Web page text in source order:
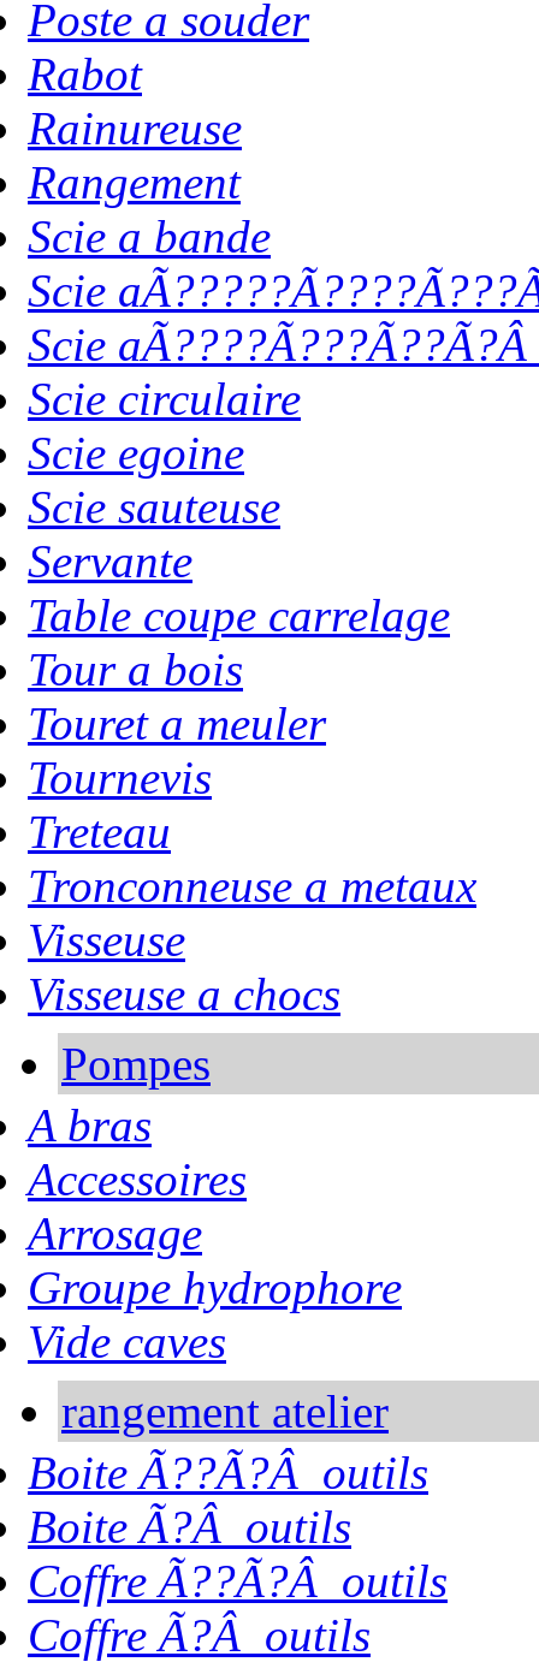
Poste a souder
Rabot
Rainureuse
Rangement
Scie a bande
Scie
Scie
Scie circulaire
Scie egoine
Scie sauteuse
Servante
Table coupe carrelage
Tour a bois
Touret a meuler
Tournevis
Treteau
Tronconneuse a metaux
Visseuse
Visseuse a chocs
Pompes
A bras
Accessoires
Arrosage
Groupe hydrophore
Vide caves
rangement atelier
Boite Ã??Ã?Â outils
Boite Ã?Â outils
Coffre Ã??Ã?Â outils
Coffre Ã?Â outils